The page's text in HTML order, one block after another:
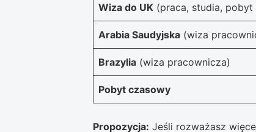
Wiza do UK (praca, studia, pobyt
Arabia Saudyjska (wiza
Brazylia (wiza pracownicza)
Pobyt czasowy
Propozycja: Jeśli rozważasz